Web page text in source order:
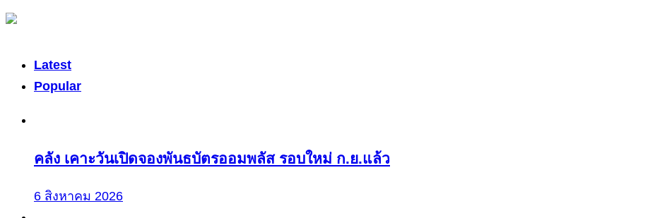
Latest
Popular
คลัง เคาะวันเปิดจองพันธบัตรออมพลัส รอบใหม่ ก.ย.แล้ว
6 สิงหาคม 2026